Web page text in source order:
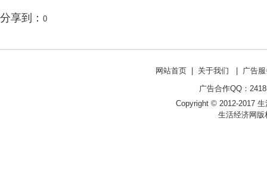
分享到： 0
网站首页 关于我们
广告
广告合作QQ：
Copyright © 2012-2017
生活经济网